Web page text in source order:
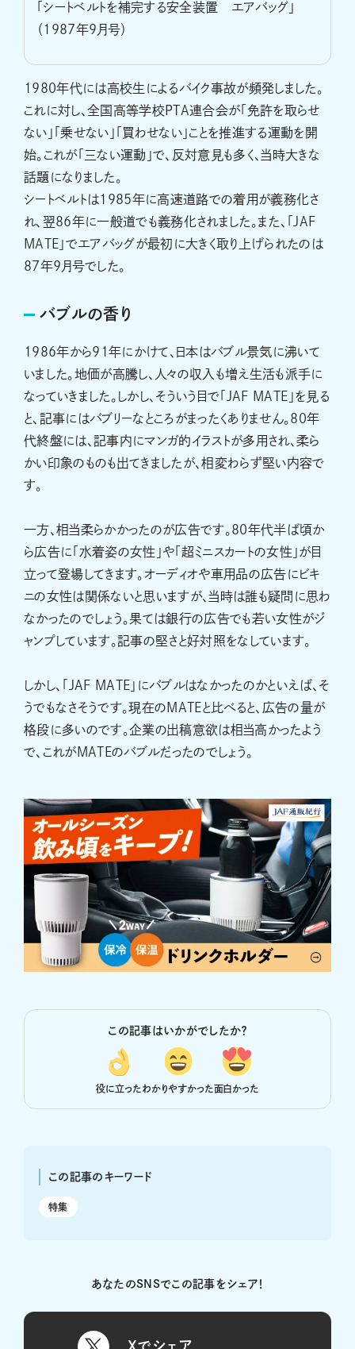
「シートベルトを補完する安全装置 エアバッグ」
（1987年9月号）
1980年代には高校生によるバイク事故が頻発しました。
これに対し、全国高等学校PTA連合会が「免許を取らせ
ない」「乗せない」「買わせない」ことを推進する運動を開
始。これが「三ない運動」で、反対意見も多く、当時大きな
話題になりました。
シートベルトは1985年に高速道路での着用が義務化さ
れ、翌86年に一般道でも義務化されました。また、「JAF
MATE」でエアバッグが最初に大きく取り上げられたのは
87年9月号でした。
バブルの香り
1986年から91年にかけて、日本はバブル景気に沸いて
いました。地価が高騰し、人々の収入も増え生活も派手に
なっていきました。しかし、そういう目で「JAF MATE」を見る
と、記事にはバブリーなところがまったくありません。80年
代終盤には、記事内にマンガ的イラストが多用され、柔ら
かい印象のものも出てきましたが、相変わらず堅い内容で
す。
一方、相当柔らかかったのが広告です。80年代半ば頃か
ら広告に「水着姿の女性」や「超ミニスカートの女性」が目
立って登場してきます。オーディオや車用品の広告にビキ
ニの女性は関係ないと思いますが、当時は誰も疑問に思わ
なかったのでしょう。果ては銀行の広告でも若い女性がジ
ャンプしています。記事の堅さと好対照をなしています。
しかし、「JAF MATE」にバブルはなかったのかといえば、そ
うでもなさそうです。現在のMATEと比べると、広告の量が
格段に多いのです。企業の出稿意欲は相当高かったよう
で、これがMATEのバブルだったのでしょう。
この記事はいかがでしたか？
役に立ったわかりやすかった面白かった
この記事のキーワード
特集
あなたのSNSでこの記事をシェア！
Xでシェア